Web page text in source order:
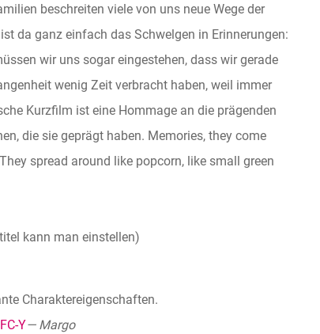
beschreiten viele von uns neue Wege der
da ganz einfach das Schwelgen in Erinnerungen:
wir uns sogar eingestehen, dass wir gerade
wenig Zeit verbracht haben, weil immer
Kurzfilm ist eine Hommage an die prägenden
die sie geprägt haben. Memories, they come
spread around like popcorn, like small green
kann man einstellen)
Charaktereigenschaften.
Y— Margo